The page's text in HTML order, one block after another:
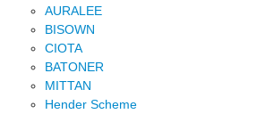
AURALEE
BISOWN
CIOTA
BATONER
MITTAN
Hender Scheme